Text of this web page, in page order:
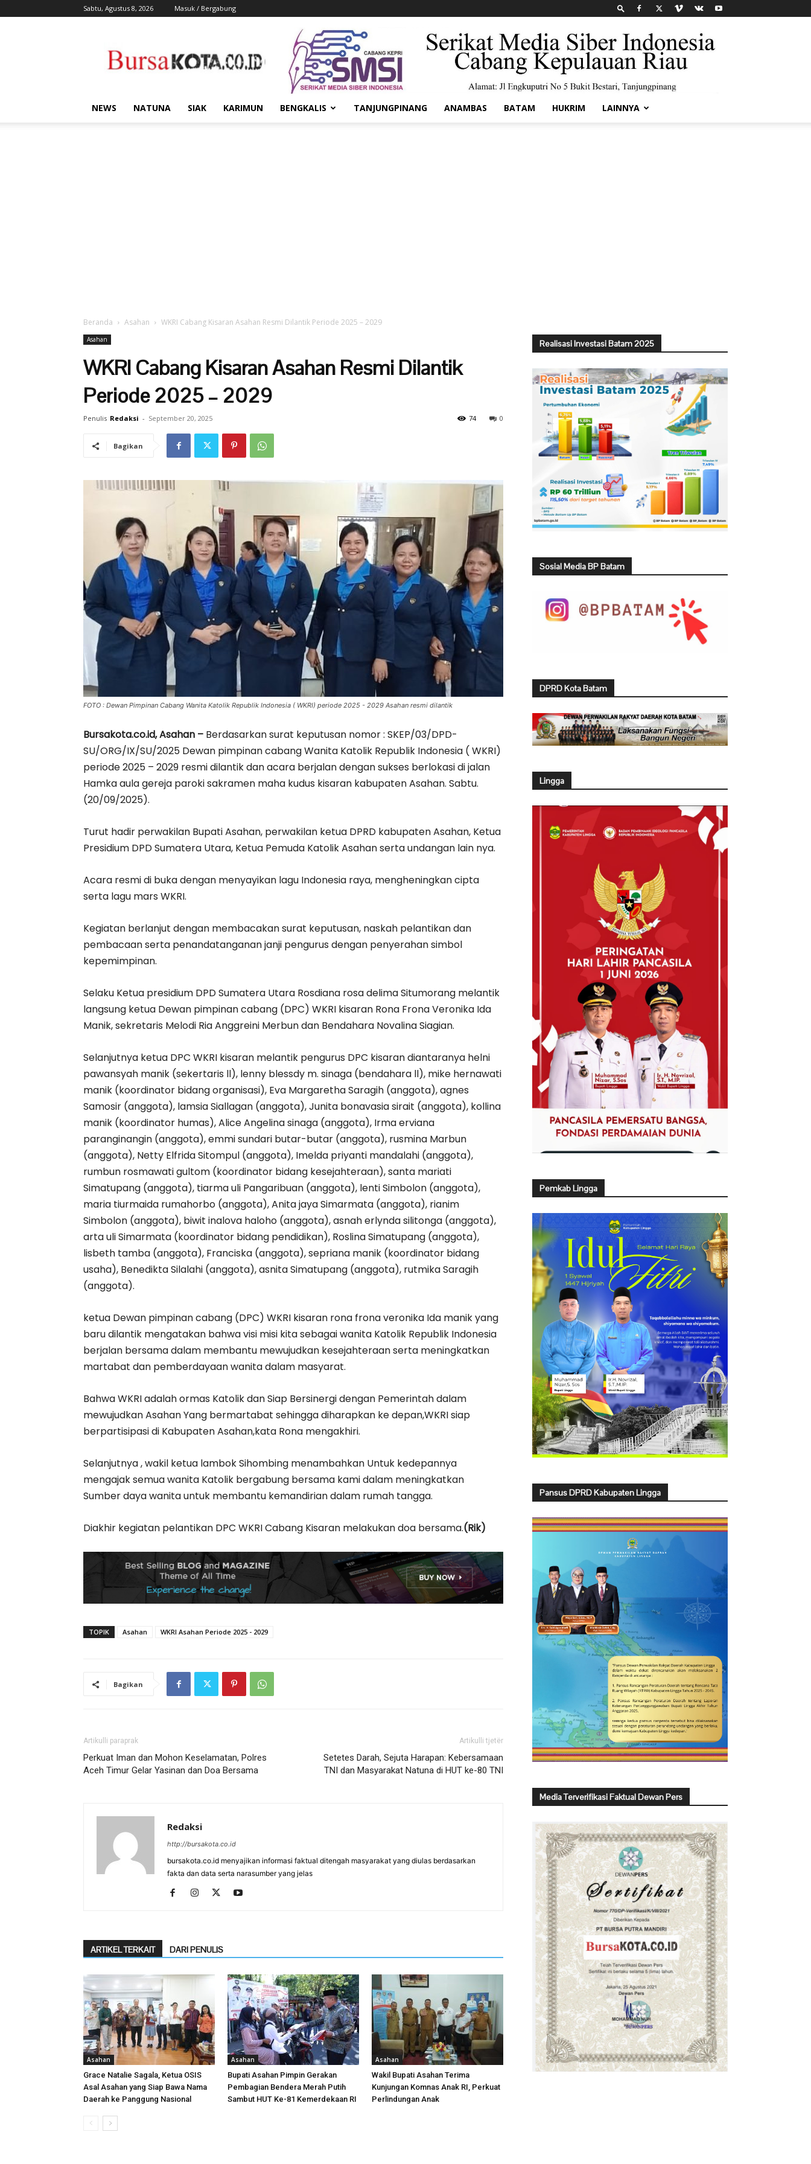
Sabtu, Agustus 8, 2026 Masuk / Bergabung
Kota
NEWS NATUNA SIAK KARIMUN BENGKALIS TANJUNGPINANG ANAMBAS BATAM HUKRIM LAINNYA
Beranda Asahan WKRI Cabang Kisaran Asahan Resmi Dilantik Periode 2025 – 2029
Asahan
WKRI Cabang Kisaran Asahan Resmi Dilantik
Periode 2025 – 2029
Penulis Redaksi - September 20, 2025 0
74
Bagikan
FOTO : Dewan Pimpinan Cabang Wanita Katolik Republik Indonesia ( WKRI) periode 2025 - 2029 Asahan resmi dilantik
Bursakota.co.id, Asahan – Berdasarkan surat keputusan nomor : SKEP/03/DPD-
SU/ORG/IX/SU/2025 Dewan pimpinan cabang Wanita Katolik Republik Indonesia ( WKRI)
periode 2025 – 2029 resmi dilantik dan acara berjalan dengan sukses berlokasi di jalan
Hamka aula gereja paroki sakramen maha kudus kisaran kabupaten Asahan. Sabtu.
(20/09/2025).
Turut hadir perwakilan Bupati Asahan, perwakilan ketua DPRD kabupaten Asahan, Ketua
Presidium DPD Sumatera Utara, Ketua Pemuda Katolik Asahan serta undangan lain nya.
Acara resmi di buka dengan menyayikan lagu Indonesia raya, mengheningkan cipta
serta lagu mars WKRI.
Kegiatan berlanjut dengan membacakan surat keputusan, naskah pelantikan dan
pembacaan serta penandatanganan janji pengurus dengan penyerahan simbol
kepemimpinan.
Selaku Ketua presidium DPD Sumatera Utara Rosdiana rosa delima Situmorang melantik
langsung ketua Dewan pimpinan cabang (DPC) WKRI kisaran Rona Frona Veronika Ida
Manik, sekretaris Melodi Ria Anggreini Merbun dan Bendahara Novalina Siagian.
Selanjutnya ketua DPC WKRI kisaran melantik pengurus DPC kisaran diantaranya helni
pawansyah manik (sekertaris ll), lenny blessdy m. sinaga (bendahara ll), mike hernawati
manik (koordinator bidang organisasi), Eva Margaretha Saragih (anggota), agnes
Samosir (anggota), lamsia Siallagan (anggota), Junita bonavasia sirait (anggota), kollina
manik (koordinator humas), Alice Angelina sinaga (anggota), Irma erviana
paranginangin (anggota), emmi sundari butar-butar (anggota), rusmina Marbun
(anggota), Netty Elfrida Sitompul (anggota), Imelda priyanti mandalahi (anggota),
rumbun rosmawati gultom (koordinator bidang kesejahteraan), santa mariati
Simatupang (anggota), tiarma uli Pangaribuan (anggota), lenti Simbolon (anggota),
maria tiurmaida rumahorbo (anggota), Anita jaya Simarmata (anggota), rianim
Simbolon (anggota), biwit inalova haloho (anggota), asnah erlynda silitonga (anggota),
arta uli Simarmata (koordinator bidang pendidikan), Roslina Simatupang (anggota),
lisbeth tamba (anggota), Franciska (anggota), sepriana manik (koordinator bidang
usaha), Benedikta Silalahi (anggota), asnita Simatupang (anggota), rutmika Saragih
(anggota).
ketua Dewan pimpinan cabang (DPC) WKRI kisaran rona frona veronika Ida manik yang
baru dilantik mengatakan bahwa visi misi kita sebagai wanita Katolik Republik Indonesia
berjalan bersama dalam membantu mewujudkan kesejahteraan serta meningkatkan
martabat dan pemberdayaan wanita dalam masyarat.
Bahwa WKRI adalah ormas Katolik dan Siap Bersinergi dengan Pemerintah dalam
mewujudkan Asahan Yang bermartabat sehingga diharapkan ke depan,WKRI siap
berpartisipasi di Kabupaten Asahan,kata Rona mengakhiri.
Selanjutnya , wakil ketua lambok Sihombing menambahkan Untuk kedepannya
mengajak semua wanita Katolik bergabung bersama kami dalam meningkatkan
Sumber daya wanita untuk membantu kemandirian dalam rumah tangga.
Diakhir kegiatan pelantikan DPC WKRI Cabang Kisaran melakukan doa bersama.(Rik)
TOPIK Asahan WKRI Asahan Periode 2025 - 2029
Bagikan
Artikulli paraprak
Perkuat Iman dan Mohon Keselamatan, Polres
Aceh Timur Gelar Yasinan dan Doa Bersama
Artikulli tjetër
Setetes Darah, Sejuta Harapan: Kebersamaan
TNI dan Masyarakat Natuna di HUT ke-80 TNI
Redaksi
http://bursakota.co.id
bursakota.co.id menyajikan informasi faktual ditengah masyarakat yang diulas berdasarkan
fakta dan data serta narasumber yang jelas
ARTIKEL TERKAIT DARI PENULIS
Asahan
Grace Natalie Sagala, Ketua OSIS
Asal Asahan yang Siap Bawa Nama
Daerah ke Panggung Nasional
Asahan
Bupati Asahan Pimpin Gerakan
Pembagian Bendera Merah Putih
Sambut HUT Ke-81 Kemerdekaan RI
Asahan
Wakil Bupati Asahan Terima
Kunjungan Komnas Anak RI, Perkuat
Perlindungan Anak
Realisasi Investasi Batam 2025
Sosial Media BP Batam
DPRD Kota Batam
Lingga
Pemkab Lingga
Pansus DPRD Kabupaten Lingga
Media Terverifikasi Faktual Dewan Pers